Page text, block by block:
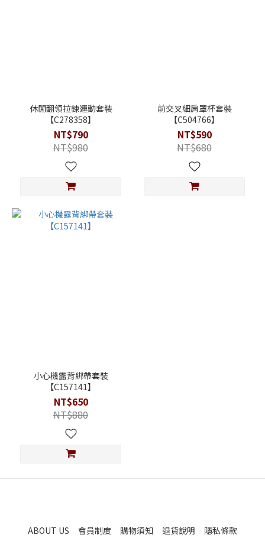
休閒翻領拉鍊運動套裝
【C278358】
NT$790
NT$980
前交叉細肩罩杯套裝
【C504766】
NT$590
NT$680
小心機露背綁帶套裝
【C157141】
NT$650
NT$880
ABOUT US 會員制度 購物須知 退貨說明 隱私條款